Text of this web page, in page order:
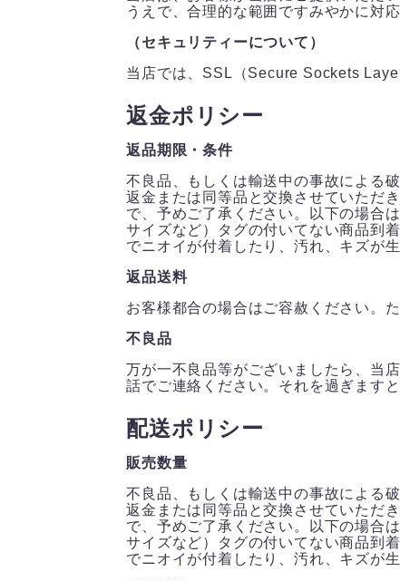
うえで、合理的な範囲ですみやかに対
（セキュリティーについて）
当店では、SSL（Secure Sockets
返金ポリシー
返品期限・条件
不良品、もしくは輸送中の事故による
返金または同等品と交換させていただ
で、予めご了承ください。以下の場合
サイズなど）タグの付いてない商品到
でニオイが付着したり、汚れ、キズが
返品送料
お客様都合の場合はご容赦ください。
不良品
万が一不良品等がございましたら、当
話でご連絡ください。それを過ぎます
配送ポリシー
販売数量
不良品、もしくは輸送中の事故による
返金または同等品と交換させていただ
で、予めご了承ください。以下の場合
サイズなど）タグの付いてない商品到
でニオイが付着したり、汚れ、キズが